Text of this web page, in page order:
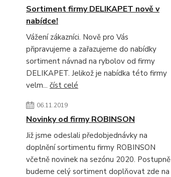
Sortiment firmy DELIKAPET nově v
nabídce!
Vážení zákazníci. Nově pro Vás
připravujeme a zařazujeme do nabídky
sortiment návnad na rybolov od firmy
DELIKAPET. Jelikož je nabídka této firmy
velm... číst celé
06.11.2019
Novinky od firmy ROBINSON
Již jsme odeslali předobjednávky na
doplnění sortimentu firmy ROBINSON
včetně novinek na sezónu 2020. Postupně
budeme celý sortiment doplňovat zde na